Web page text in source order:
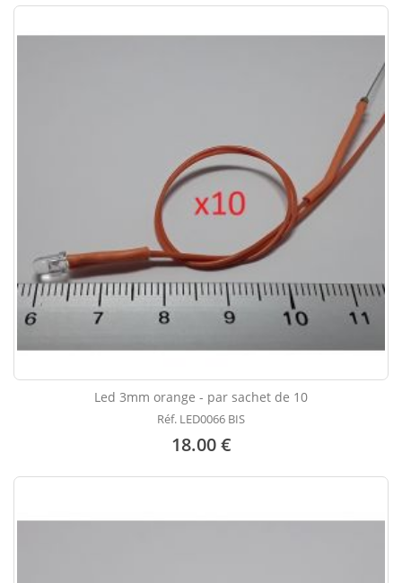
Led 3mm orange - par sachet de 10
Réf. LED0066 BIS
18.00 €